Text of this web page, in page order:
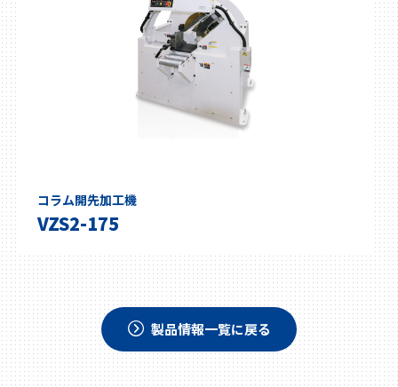
コラム開先加工機
VZS2-175
製品情報一覧に戻る